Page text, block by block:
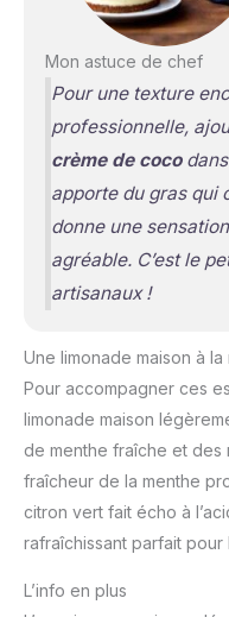
Mon astuce de chef
Pour une texture
professionnelle,
crème de cocodans
apporte du gras qui
donne une
agréable. C’est le
artisanaux !
Une limonade maison à la
Pour accompagner ces
limonade maison
de menthe fraîche et des
fraîcheur de la menthe
citron vert fait écho à
rafraîchissant parfait
L’info en plus